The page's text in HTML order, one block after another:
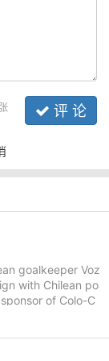
评 论
goalkeeper Voz
with Chilean po
of Colo-C